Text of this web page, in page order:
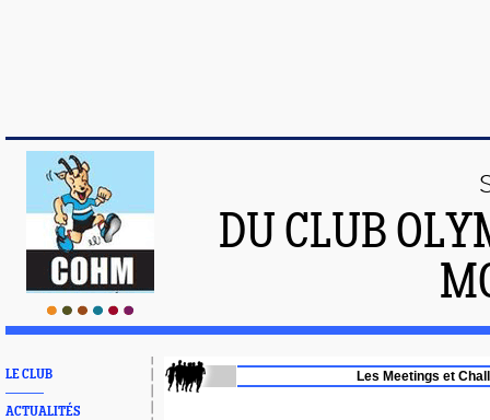
DU CLUB
LE CLUB
ACTUALITÉS
Les Meetings et